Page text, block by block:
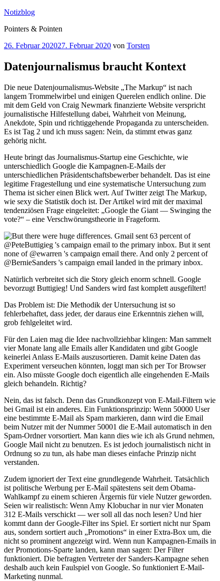
Zum
springen
Notizblog
Pointers & Pointen
Veröffentlicht
26. Februar 202027. Februar 2020 von Torsten
Datenjournalismus braucht Kontext
Die neue Datenjournalismus-Website „The Markup“ ist nach
langem Trommelwirbel und einigen Querelen endlich online. Die
mit dem Geld von Craig Newmark finanzierte Website verspricht
journalistische Hilfestellung dabei, Wahrheit von Meinung,
Anekdote, Spin und richtiggehende Propaganda zu unterscheiden.
Es ist Tag 2 und ich muss sagen: Nein, da stimmt etwas ganz
gehörig nicht.
Heute bringt das Journalismus-Startup eine Geschichte, wie
unterschiedlich Google die Kampagnen-E-Mails der
unterschiedlichen Präsidentschaftsbewerber behandelt. Das ist eine
legitime Fragestellung und eine systematische Untersuchung zum
Thema ist sicher einen Blick wert. Auf Twitter zeigt The Markup,
wie sexy die Statistik doch ist. Der Artikel wird mit der maximal
tendenziösen Frage eingeleitet: „Google the Giant — Swinging the
vote?“ – eine Verschwörungstheorie in Frageform.
Natürlich verbreitet sich die Story gleich enorm schnell. Google
bevorzugt Buttigieg! Und Sanders wird fast komplett ausgefiltert!
Das Problem ist: Die Methodik der Untersuchung ist so
fehlerbehaftet, dass jeder, der daraus eine Erkenntnis ziehen will,
grob fehlgeleitet wird.
Für den Laien mag die Idee nachvollziehbar klingen: Man sammelt
vier Monate lang alle Emails aller Kandidaten und gibt Google
keinerlei Anlass E-Mails auszusortieren. Damit keine Daten das
Experiment verseuchen könnten, loggt man sich per Tor Browser
ein. Also müsste Google doch eigentlich alle eingehenden E-Mails
gleich behandeln. Richtig?
Nein, das ist falsch. Denn das Grundkonzept von E-Mail-Filtern wie
bei Gmail ist ein anderes. Ein Funktionsprinzip: Wenn 50000 User
eine bestimmte E-Mail als Spam markieren, dann wird die Email
beim Nutzer mit der Nummer 50001 die E-Mail automatisch in den
Spam-Ordner vorsortiert. Man kann dies wie ich als Grund nehmen,
Google Mail nicht zu benutzen. Es ist jedoch journalistisch nicht in
Ordnung so zu tun, als habe man dieses einfache Prinzip nicht
verstanden.
Zudem ignoriert der Text eine grundlegende Wahrheit. Tatsächlich
ist politische Werbung per E-Mail spätestens seit dem Obama-
Wahlkampf zu einem schieren Ärgernis für viele Nutzer geworden.
Seien wir realistisch: Wenn Amy Klobuchar in nur vier Monaten
312 E-Mails verschickt — wer soll all das noch lesen? Und hier
kommt dann der Google-Filter ins Spiel. Er sortiert nicht nur Spam
aus, sondern sortiert auch „Promotions“ in einer Extra-Box um, die
nicht so prominent angezeigt wird. Wenn nun Kampagnen-Emails in
der Promotions-Sparte landen, kann man sagen: Der Filter
funktioniert. Die befragten Vertreter der Sanders-Kampagne sehen
deshalb auch kein Faulspiel von Google. So funktioniert E-Mail-
Marketing nunmal.